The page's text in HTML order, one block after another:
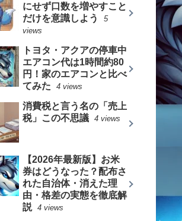
にせず口数を増やすこと
だけを意識しよう
5
views
トヨタ・アクアの停車中
エアコン代は1時間約80
円！家のエアコンと比べ
てみた
4 views
消費税と言う名の「売上
税」この不思議 4 views
【2026年最新版】お米
券はどうなった？配布さ
れた自治体・消えた理
由・格差の実態を徹底解
説 4 views